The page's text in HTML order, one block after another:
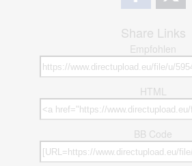
Share Links
Empfohlen
HTML
BB Code